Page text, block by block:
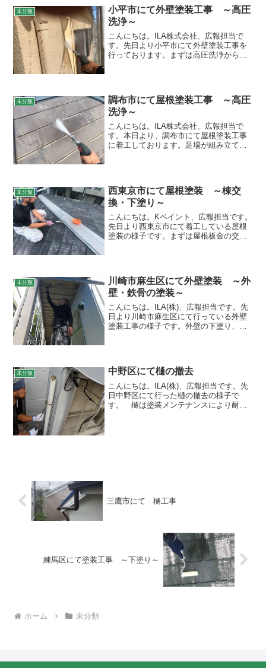
未分類
小平市にて外壁塗装工事 ～高圧
洗浄～
こんにちは。ILA株式会社、広報担当で
す。先日より小平市にて外壁塗装工事を
行っております。まずは高圧洗浄から開
未分類
調布市にて屋根塗装工事 ～高圧
洗浄～
こんにちは。ILA株式会社、広報担当で
す。本日より、調布市にて屋根塗装工事
に着工しております。足場が組み立てら
未分類
西東京市にて屋根塗装 ～棟交
換・下塗り～
こんにちは。Kペイント、広報担当です。
先日より西東京市にて着工している屋根
塗装の様子です。まずは屋根板金の交換
未分類
川崎市麻生区にて外壁塗装 ～外
壁・鉄骨の塗装～
こんにちは。ILA(株)、広報担当です。先
日より川崎市麻生区にて行っている外壁
塗装工事の様子です。外壁の下塗り、鉄
ン、錆止め、中塗りの様子です...
未分類 中野区にて樋の撤去
こんにちは。ILA(株)、広報担当です。先
日中野区にて行った樋の撤去の様子で
す。 樋は塗装メンテナンスにより耐久
三鷹市にて 樋工事
練馬区にて塗装工事 ～下塗り～
ホーム 未分類